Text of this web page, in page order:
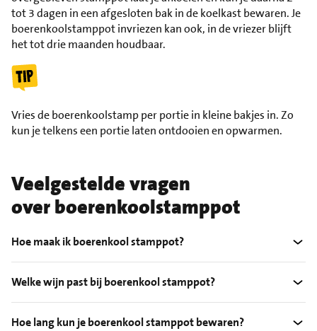
tot 3 dagen in een afgesloten bak in de koelkast bewaren. Je
boerenkoolstamppot invriezen kan ook, in de vriezer blijft
het tot drie maanden houdbaar.
Vries de boerenkoolstamp per portie in kleine bakjes in. Zo
kun je telkens een portie laten ontdooien en opwarmen.
Veelgestelde vragen
over boerenkoolstamppot
Hoe maak ik boerenkool stamppot?
Welke wijn past bij boerenkool stamppot?
Hoe lang kun je boerenkool stamppot bewaren?